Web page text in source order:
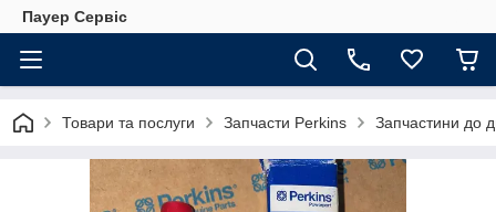
Пауер Сервіс
Товари та послуги Запчасти Perkins Запчастини до